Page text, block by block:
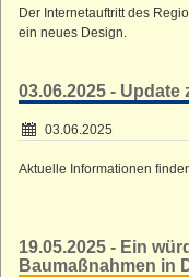
Der Internetauftritt des
ein neues Design.
03.06.2025 -
03.06.2025
Aktuelle Informationen
19.05.2025 - Ein
Baumaßnahmen in